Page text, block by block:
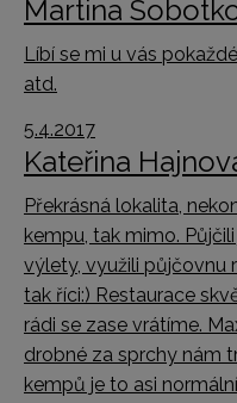
Martina
Líbí se mi u vás
atd.
5.4.2017
Kateřina
Překrásná lokalita,
kempu, tak mimo.
výlety, využili půjčovnu
tak říci:) Restaurace
rádi se zase vrátíme.
drobné za sprchy nám
kempů je to asi